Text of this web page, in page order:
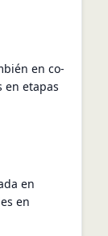
en co-
en etapas
en
en